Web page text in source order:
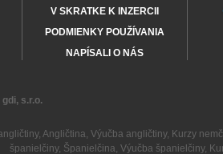
V SKRATKE K INZERCII
PODMIENKY POUŽÍVANIA
NAPÍSALI O NÁS
gdi, s.r.o.
, Angličtina, Výučba angličtiny, Kurzy
španielčiny, Španielčina, Výučba španielčiny,